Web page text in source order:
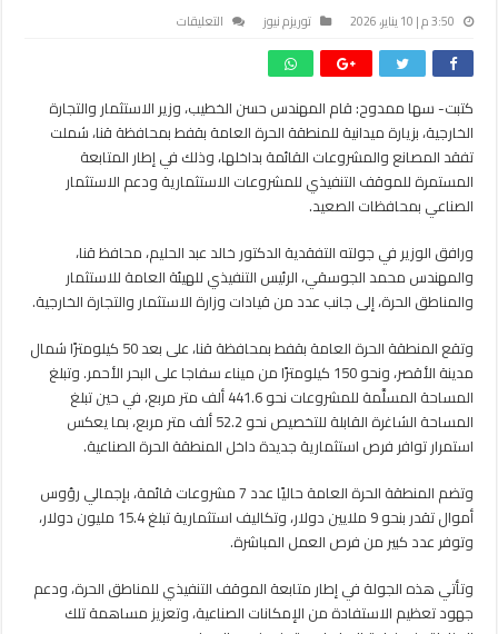
3:50 م | 10 يناير، 2026 توريزم نيوز التعليقات
قنا
يتفقدان
سير
العمل
بالمنطقة
بقفط
مغلقة
كتبت- سها ممدوح: قام المهندس حسن الخطيب، وزير الاستثمار والتجارة
الخارجية، بزيارة ميدانية للمنطقة الحرة العامة بقفط بمحافظة قنا، شملت
تفقد المصانع والمشروعات القائمة بداخلها، وذلك في إطار المتابعة
المستمرة للموقف التنفيذي للمشروعات الاستثمارية ودعم الاستثمار
الصناعي بمحافظات الصعيد.
ورافق الوزير في جولته التفقدية الدكتور خالد عبد الحليم، محافظ قنا،
والمهندس محمد الجوسقي، الرئيس التنفيذي للهيئة العامة للاستثمار
والمناطق الحرة، إلى جانب عدد من قيادات وزارة الاستثمار والتجارة الخارجية.
وتقع المنطقة الحرة العامة بقفط بمحافظة قنا، على بعد 50 كيلومترًا شمال
مدينة الأقصر، ونحو 150 كيلومترًا من ميناء سفاجا على البحر الأحمر. وتبلغ
المساحة المسلَّمة للمشروعات نحو 441.6 ألف متر مربع، في حين تبلغ
المساحة الشاغرة القابلة للتخصيص نحو 52.2 ألف متر مربع، بما يعكس
استمرار توافر فرص استثمارية جديدة داخل المنطقة الحرة الصناعية.
وتضم المنطقة الحرة العامة حاليًا عدد 7 مشروعات قائمة، بإجمالي رؤوس
أموال تقدر بنحو 9 ملايين دولار، وتكاليف استثمارية تبلغ 15.4 مليون دولار،
وتوفر عدد كبير من فرص العمل المباشرة.
وتأتي هذه الجولة في إطار متابعة الموقف التنفيذي للمناطق الحرة، ودعم
جهود تعظيم الاستفادة من الإمكانات الصناعية، وتعزيز مساهمة تلك